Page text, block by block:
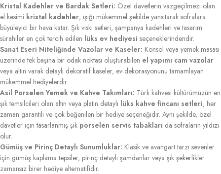
Kristal Kadehler ve Bardak Setleri: Özel davetlerin vazgeçilmezi olan
el kesimi kristal kadehler, ışığı mükemmel şekilde yansıtarak sofralara
büyüleyici bir hava katar. Şık viski setleri, şampanya kadehleri ve tasarım
sürahiler en çok tercih edilen lüks ev hediyesi seçeneklerindendir.
Sanat Eseri Niteliğinde Vazolar ve Kaseler: Konsol veya yemek masası
üzerinde tek başına bir odak noktası oluşturabilen el yapımı cam vazolar
veya altın varak detaylı dekoratif kaseler, ev dekorasyonunu tamamlayan
mükemmel hediyelerdir.
Asil Porselen Yemek ve Kahve Takımları: Türk kahvesi kültürümüzün en
şık temsilcileri olan altın veya platin detaylı lüks kahve fincanı setleri, her
zaman garantili ve çok beğenilen bir hediye seçeneğidir. Aynı şekilde, özel
davetler için tasarlanmış şık porselen servis tabakları da sofraların yıldızı
olur.
Gümüş ve Pirinç Detaylı Sunumluklar: Klasik ve avangart tarzı sevenler
için gümüş kaplama tepsiler, pirinç detaylı şamdanlar veya şık şekerlikler
zamansız birer hediye alternatifidir.